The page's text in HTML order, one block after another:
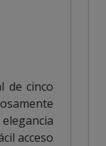
de cinco
acceso